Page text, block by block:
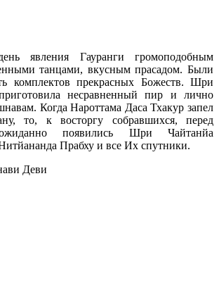
явления Гауранги громоподобным
танцами, вкусным прасадом. Были
комплектов прекрасных Божеств. Шри
несравненный пир и лично
Когда Нароттама Даса Тхакур запел
то, к восторгу собравшихся, перед
появились Шри Чайтанйа
Прабху и все Их спутники.